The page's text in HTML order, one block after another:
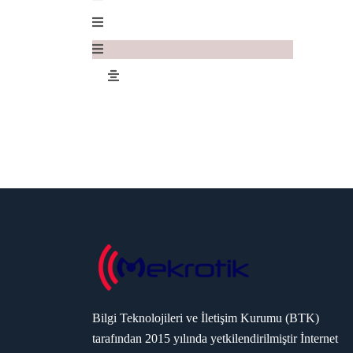
Bilgi Teknolojileri ve İletişim Kurumu (BTK)
tarafından 2015 yılında yetkilendirilmiştir İnternet